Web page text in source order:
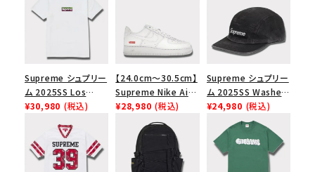
Supreme シュプリー
ム 2025SS Los
Angeles Fire Relief
イヤーリリーフボック
スロゴTシャツ ホワ
イト 白
¥30,980 (税込)
【24.0cm～30.5cm】
Supreme Nike Air
Force 1 Low シュプ
リーム ナイキエアフォ
ース１スニーカー シ
ューズ ホワイト
¥28,980 (税込)
Supreme シュプリー
ム 2025SS Washed
Chino Twill Camp
Cap ウォッシュチノツ
イルキャンプキャップ
ブラック 黒
¥24,980 (税込)